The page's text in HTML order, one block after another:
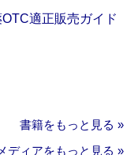
OTC適正販売ガイド
書籍をもっと見る »
ディアをもっと見る »